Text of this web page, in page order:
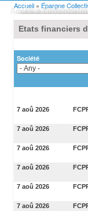
Accès à
Vous êtes ici
Accueil » Épargne
Etats financiers
Société
7 aoû 2026
7 aoû 2026
7 aoû 2026
7 aoû 2026
7 aoû 2026
7 aoû 2026